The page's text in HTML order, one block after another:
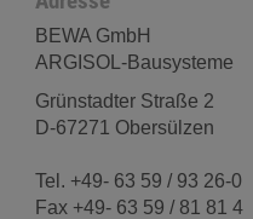
BEWA GmbH
ARGISOL-Bausysteme
Grünstadter Straße 2
D-67271 Obersülzen
Tel. +49- 63 59 / 93 26-0
Fax +49- 63 59 / 81 81 4